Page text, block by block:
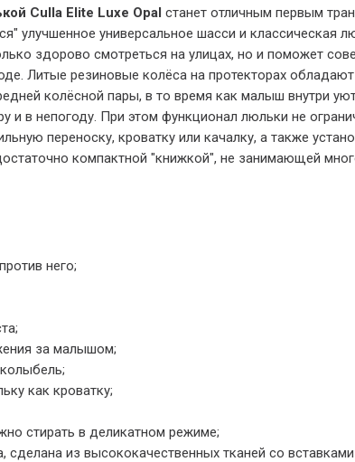
Culla Elite Luxe Opal станет отличным первым
улучшенное универсальное шасси и классическая
здорово смотреться на улицах, но и поможет
Литые резиновые колёса на протекторах
колёсной пары, в то время как малыш внутри
в непогоду. При этом функционал люльки не
переноску, кроватку или качалку, а также
компактной "книжкой", не занимающей
него;
за малышом;
как кроватку;
стирать в деликатном режиме;
сделана из высококачественных тканей со